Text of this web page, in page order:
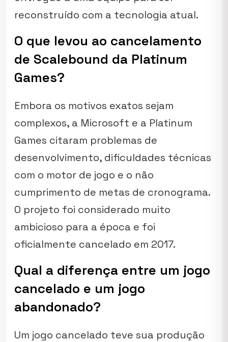
reconstruído com a tecnologia atual.
O que levou ao cancelamento
de Scalebound da Platinum
Games?
Embora os motivos exatos sejam
complexos, a Microsoft e a Platinum
Games citaram problemas de
desenvolvimento, dificuldades técnicas
com o motor de jogo e o não
cumprimento de metas de cronograma.
O projeto foi considerado muito
ambicioso para a época e foi
oficialmente cancelado em 2017.
Qual a diferença entre um jogo
cancelado e um jogo
abandonado?
Um jogo cancelado teve sua produção